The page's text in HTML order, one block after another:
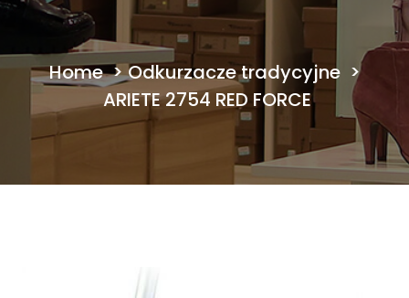
Home>Odkurzacze tradycyjne >
ARIETE 2754 RED FORCE